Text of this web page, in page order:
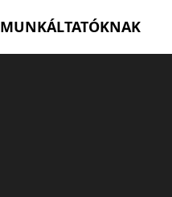
MUNKÁLTATÓKNAK